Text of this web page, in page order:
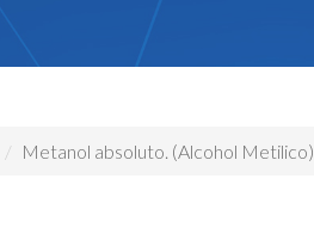
Metanol absoluto. (Alcohol Metilico)